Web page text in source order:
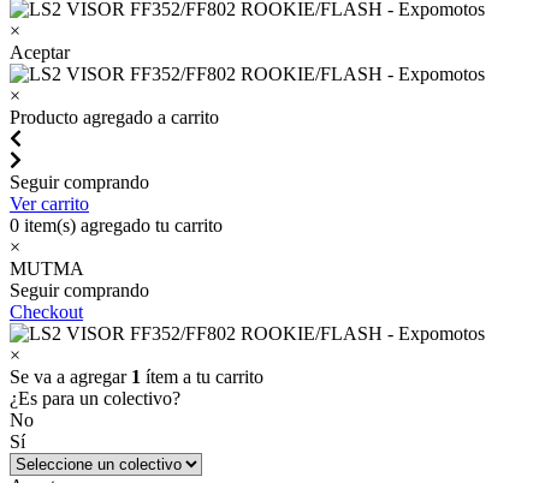
×
Aceptar
×
Producto agregado a carrito
Seguir comprando
Ver carrito
0 item(s) agregado tu carrito
×
MUTMA
Seguir comprando
Checkout
×
Se va a agregar 1 ítem a tu carrito
¿Es para un colectivo?
No
Sí